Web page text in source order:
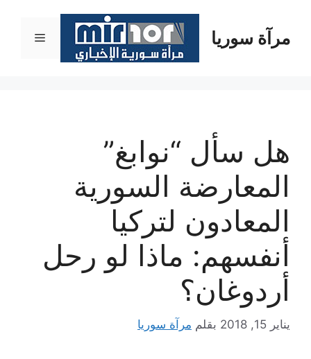
المحتوىمرآة سوريا القائمة
هل سأل “نوابغ”
المعارضة السورية
المعادون لتركيا
أنفسهم: ماذا لو رحل
أردوغان؟
يناير 15, 2018 بقلم مرآة سوريا